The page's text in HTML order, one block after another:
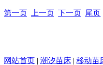
第一页 上一页 下一页 尾页
网站首页 | 潮汐苗床 | 移动苗